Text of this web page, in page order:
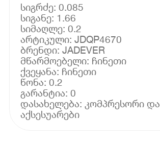
სიგრძე: 0.085
სიგანე: 1.66
სიმაღლე: 0.2
არტიკული: JDQP4670
ბრენდი: JADEVER
მწარმოებელი: ჩინეთი
ქვეყანა: ჩინეთი
წონა: 0.2
გარანტია: 0
დასახელება: კომპრესორი და